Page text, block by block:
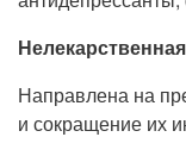
Направлена на
и сокращение их